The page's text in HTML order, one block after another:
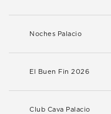
Noches Palacio
El Buen Fin 2026
Club Cava Palacio